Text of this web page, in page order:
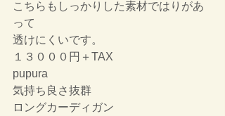
こちらもしっかりした素材ではりがあ
って
透けにくいです。
１３０００円＋TAX
pupura
気持ち良さ抜群
ロングカーディガン